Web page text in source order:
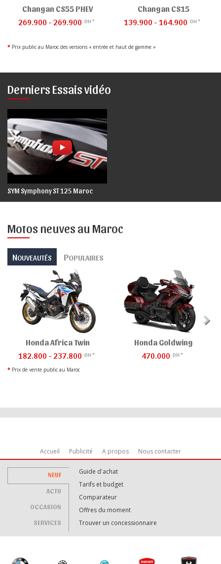
Changan CS55 PHEV
269.900 - 269.900 DH *
Changan CS15
139.900 - 164.900 DH *
* Prix public au Maroc des versions « entrée et haut de gamme »
Derniers Essais vidéo
SYM Symphony ST 125 Maroc
Motos neuves au Maroc
NOUVEAUTÉS POPULAIRES
Honda Africa Twin
182.800 - 237.800 DH *
Honda Goldwing
470.000 DH *
* Prix de vente public au Maroc
Accueil Publicité A propos Nous contacter
NEUF
ACTU
OCCASION
SERVICES
Guide d'achat
Tarifs et budget
Comparateur
Offres du moment
Trouver un concessionnaire